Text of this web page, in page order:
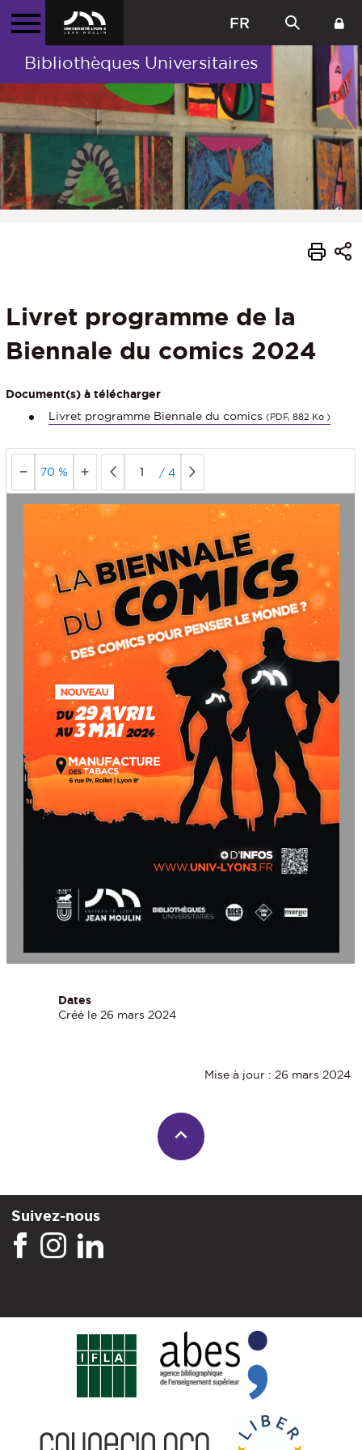
FR
Bibliothèques Universitaires
Livret programme de la
Biennale du comics 2024
Document(s) à télécharger
Livret programme Biennale du comics (PDF, 882 Ko )
70 % /4
WWW.UNIV-LYON3.FR
D’INFOS
6 rue Pr. Rollet | Lyon 8
DES TABACS
MANUFACTURE
DU 29 AVRIL
AU 3 MAI
NOUVEAU
DES COMICS POUR PENSER LE MONDE ?
Dates
Créé le 26 mars 2024
Mise à jour : 26 mars 2024
Suivez-nous